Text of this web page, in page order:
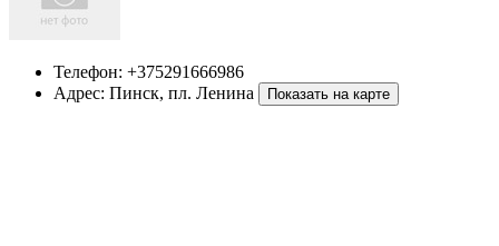
Телефон: +375291666986
Адрес: Пинск, пл. Ленина